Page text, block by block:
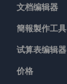
文档编辑器
簡報製作工具
试算表编辑器
价格